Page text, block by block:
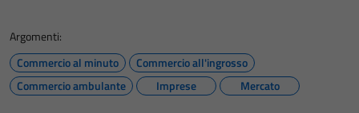
Argomenti:
Commercio al minuto
Commercio all'ingrosso
Commercio ambulante
Imprese Mercato